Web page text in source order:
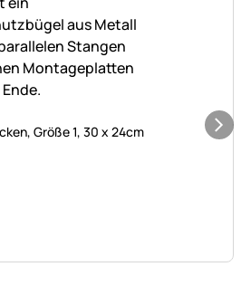
Größe 1, 30 x 24cm